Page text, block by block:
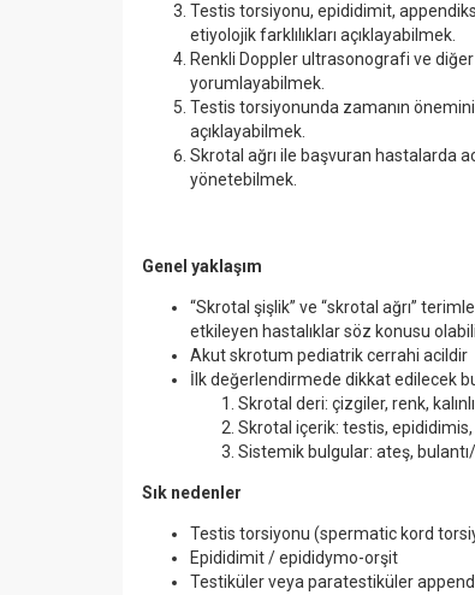
Testis torsiyonu, epididimit,
etiyolojik farklılıkları açıklayabilmek.
Renkli Doppler ultrasonografi ve
yorumlayabilmek.
Testis torsiyonunda zamanın
açıklayabilmek.
Skrotal ağrı ile başvuran hastalarda
yönetebilmek.
Genel yaklaşım
“Skrotal şişlik” ve “skrotal ağrı”
etkileyen hastalıklar söz konusu
Akut skrotum pediatrik cerrahi acildir
İlk değerlendirmede dikkat edilecek
Skrotal deri: çizgiler, renk,
Skrotal içerik: testis,
Sistemik bulgular: ateş,
Sık nedenler
Testis torsiyonu (spermatic kord
Epididimit / epididymo-orşit
Testiküler veya paratestiküler